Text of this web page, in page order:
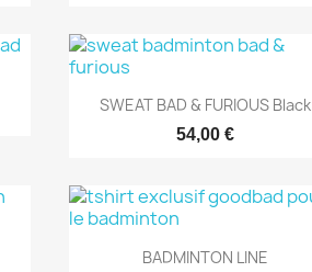
Aperçu rapide
SWEAT BAD & FURIOUS Black
54,00 €
Aperçu rapide
BADMINTON LINE